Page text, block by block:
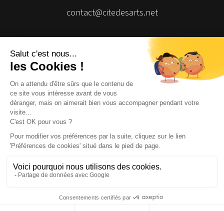
contact@citedesarts.net
© 2026 | Cité des Arts | Tous droits réservés
Réalisation Isomorph